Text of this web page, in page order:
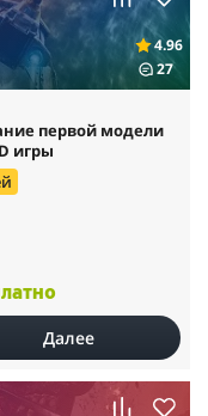
4.96
27
первой модели
игры
Далее